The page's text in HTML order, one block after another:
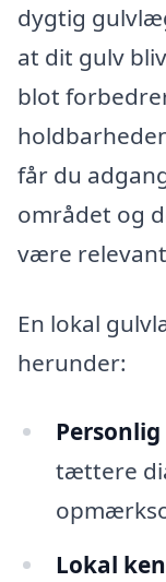
dygtig
at dit gulv
blot
får du
området og
være
En lokal
herunder:
tættere
Lokal